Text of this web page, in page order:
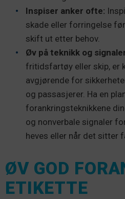
Inspiser anker ofte:
skade eller forringelse
skift ut etter behov.
Øv på teknikk og
fritidsfartøy eller skip, er
avgjørende for
og passasjerer. Ha en
forankringsteknikkene
og nonverbale signaler
heves eller når det sitter
ØV GOD
ETIKETTE